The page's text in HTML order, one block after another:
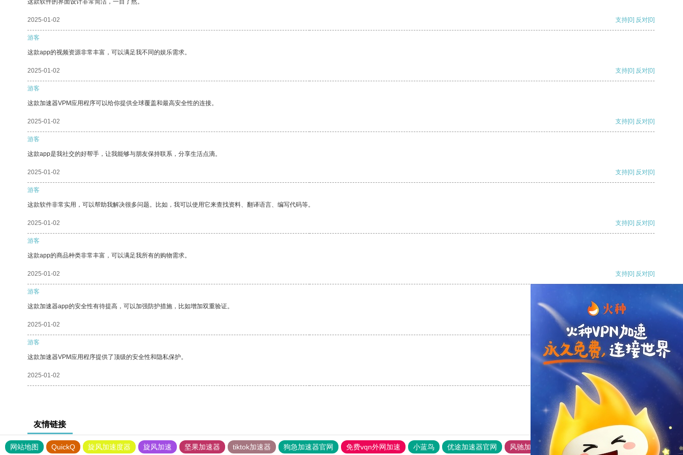
这款软件的界面设计非常简洁，一目了然。
2025-01-02 支持[0] 反对[0]
游客
这款app的视频资源非常丰富，可以满足我不同的娱乐需求。
2025-01-02 支持[0] 反对[0]
游客
这款加速器VPM应用程序可以给你提供全球覆盖和最高安全性的连接。
2025-01-02 支持[0] 反对[0]
游客
这款app是我社交的好帮手，让我能够与朋友保持联系，分享生活点滴。
2025-01-02 支持[0] 反对[0]
游客
这款软件非常实用，可以帮助我解决很多问题。比如，我可以使用它来查找资料、翻译语言、编写代码等。
2025-01-02 支持[0] 反对[0]
游客
这款app的商品种类非常丰富，可以满足我所有的购物需求。
2025-01-02 支持[0] 反对[0]
游客
这款加速器app的安全性有待提高，可以加强防护措施，比如增加双重验证。
2025-01-02 支持 反对
游客
这款加速器VPM应用程序提供了顶级的安全性和隐私保护。
2025-01-02 [0]
友情链接
网站地图 QuickQ 旋风加速度器 旋风加速 坚果加速器 tiktok加速器 狗急加速器官网 免费vqn外网加速 小蓝鸟 优途加速器官网 风驰加速器 旋风加速器